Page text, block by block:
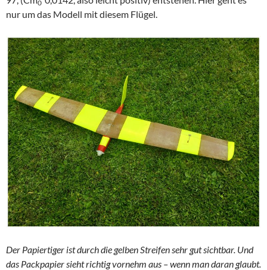
0
nur um das Modell mit diesem Flügel.
Der Papiertiger ist durch die gelben Streifen sehr gut sichtbar. Und
das Packpapier sieht richtig vornehm aus – wenn man daran glaubt.